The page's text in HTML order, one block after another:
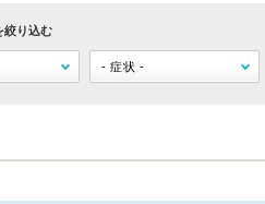
絞り込む